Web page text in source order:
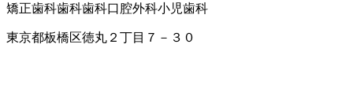
矯正歯科歯科歯科口腔外科小児歯科
東京都板橋区徳丸２丁目７－３０